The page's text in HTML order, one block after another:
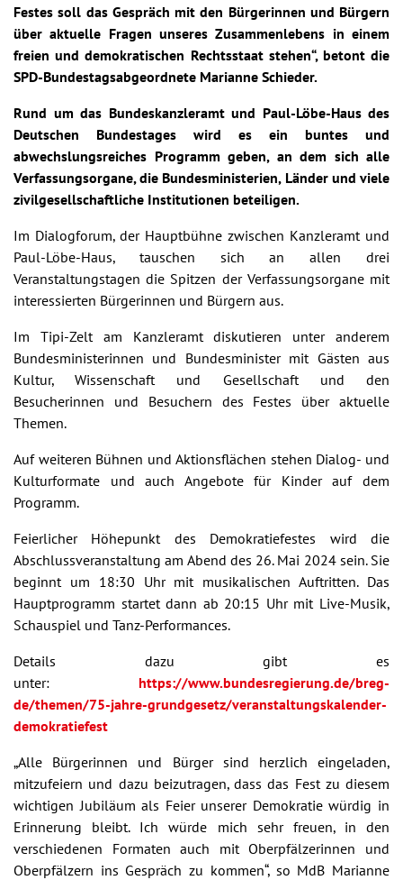
Festes soll das Gespräch mit den Bürgerinnen und Bürgern
über aktuelle Fragen unseres Zusammenlebens in einem
freien und demokratischen Rechtsstaat stehen“, betont die
SPD-Bundestagsabgeordnete Marianne Schieder.
Rund um das Bundeskanzleramt und Paul-Löbe-Haus des
Deutschen Bundestages wird es ein buntes und
abwechslungsreiches Programm geben, an dem sich alle
Verfassungsorgane, die Bundesministerien, Länder und viele
zivilgesellschaftliche Institutionen beteiligen.
Im Dialogforum, der Hauptbühne zwischen Kanzleramt und
Paul-Löbe-Haus, tauschen sich an allen drei
Veranstaltungstagen die Spitzen der Verfassungsorgane mit
interessierten Bürgerinnen und Bürgern aus.
Im Tipi-Zelt am Kanzleramt diskutieren unter anderem
Bundesministerinnen und Bundesminister mit Gästen aus
Kultur, Wissenschaft und Gesellschaft und den
Besucherinnen und Besuchern des Festes über aktuelle
Themen.
Auf weiteren Bühnen und Aktionsflächen stehen Dialog- und
Kulturformate und auch Angebote für Kinder auf dem
Programm.
Feierlicher Höhepunkt des Demokratiefestes wird die
Abschlussveranstaltung am Abend des 26. Mai 2024 sein. Sie
beginnt um 18:30 Uhr mit musikalischen Auftritten. Das
Hauptprogramm startet dann ab 20:15 Uhr mit Live-Musik,
Schauspiel und Tanz-Performances.
Details dazu gibt es
unter: https://www.bundesregierung.de/breg-
de/themen/75-jahre-grundgesetz/veranstaltungskalender-
demokratiefest
„Alle Bürgerinnen und Bürger sind herzlich eingeladen,
mitzufeiern und dazu beizutragen, dass das Fest zu diesem
wichtigen Jubiläum als Feier unserer Demokratie würdig in
Erinnerung bleibt. Ich würde mich sehr freuen, in den
verschiedenen Formaten auch mit Oberpfälzerinnen und
Oberpfälzern ins Gespräch zu kommen“, so MdB Marianne